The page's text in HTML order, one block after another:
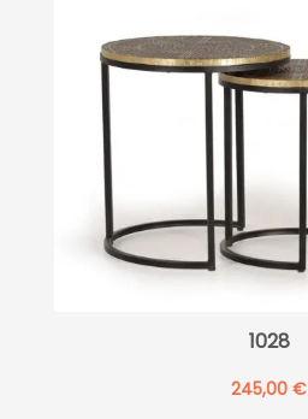
1028
245,00€